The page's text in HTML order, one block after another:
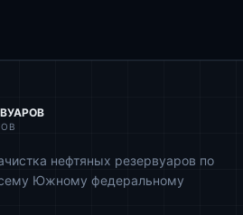
нефтяных резервуаров по
Южному федеральному